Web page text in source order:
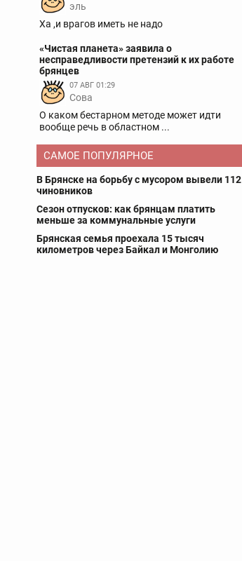
эль
Ха ,и врагов иметь не надо
«Чистая планета» заявила о
несправедливости претензий к их работе
брянцев
07 АВГ 01:29
Сова
О каком бестарном методе может идти
вообще речь в областном ...
САМОЕ ПОПУЛЯРНОЕ
В Брянске на борьбу с мусором вывели 112
чиновников
Сезон отпусков: как брянцам платить
меньше за коммунальные услуги
Брянская семья проехала 15 тысяч
километров через Байкал и Монголию